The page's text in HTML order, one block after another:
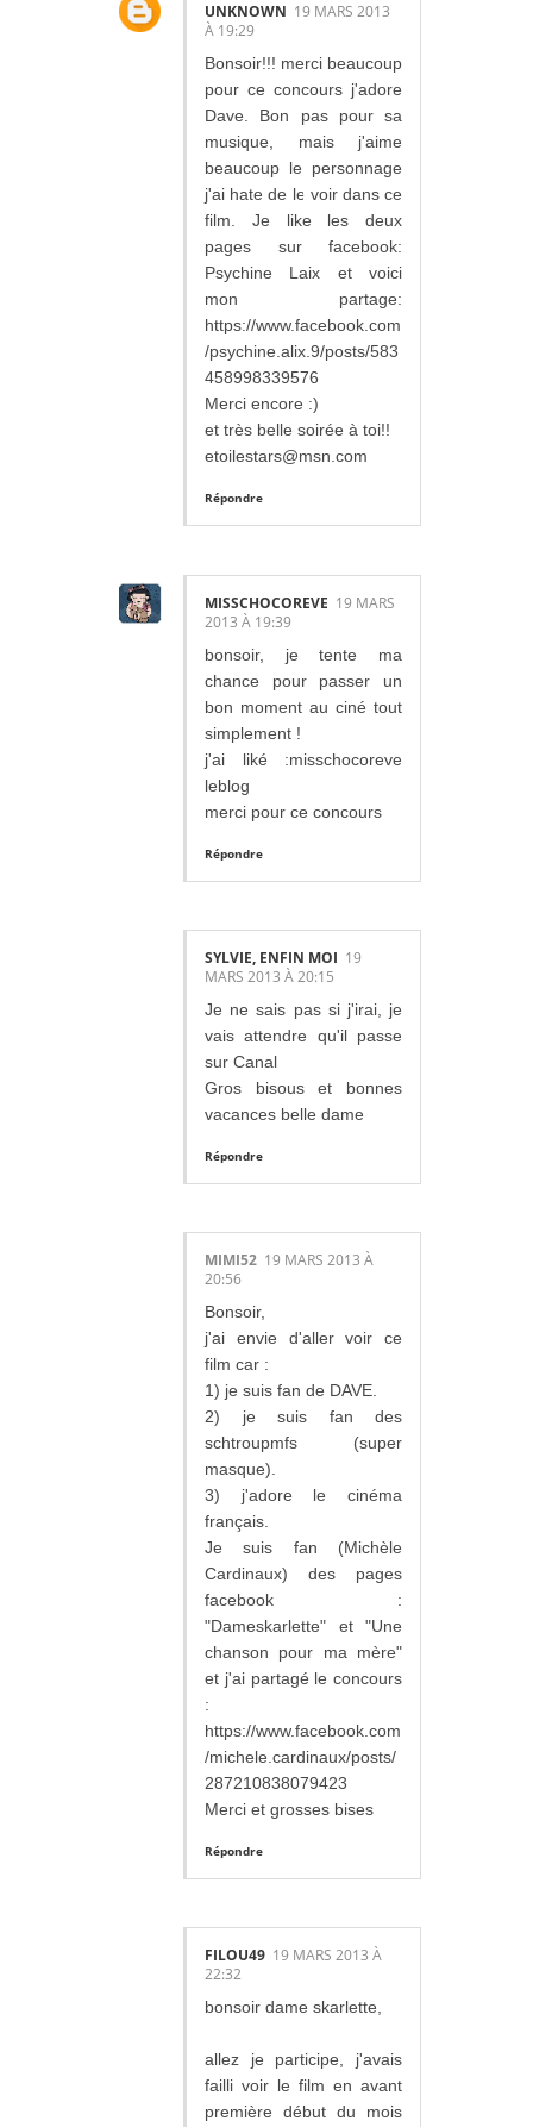
UNKNOWN 19 MARS 2013
À 19:29
Bonsoir!!! merci beaucoup
pour ce concours j'adore
Dave. Bon pas pour sa
musique, mais j'aime
beaucoup le personnage
j'ai hate de le voir dans ce
film. Je like les deux
pages sur facebook:
Psychine Laix et voici
mon partage:
https://www.facebook.com
/psychine.alix.9/posts/583
458998339576
Merci encore :)
et très belle soirée à toi!!
etoilestars@msn.com
Répondre
MISSCHOCOREVE 19 MARS
2013 À 19:39
bonsoir, je tente ma
chance pour passer un
bon moment au ciné tout
simplement !
j'ai liké :misschocoreve
leblog
merci pour ce concours
Répondre
SYLVIE, ENFIN MOI 19
MARS 2013 À 20:15
Je ne sais pas si j'irai, je
vais attendre qu'il passe
sur Canal
Gros bisous et bonnes
vacances belle dame
Répondre
MIMI52 19 MARS 2013 À
20:56
Bonsoir,
j'ai envie d'aller voir ce
film car :
1) je suis fan de DAVE.
2) je suis fan des
schtroupmfs (super
masque).
3) j'adore le cinéma
français.
Je suis fan (Michèle
Cardinaux) des pages
facebook :
"Dameskarlette" et "Une
chanson pour ma mère"
et j'ai partagé le concours
:
https://www.facebook.com
/michele.cardinaux/posts/
287210838079423
Merci et grosses bises
Répondre
FILOU49 19 MARS 2013 À
22:32
bonsoir dame skarlette,
allez je participe, j'avais
failli voir le film en avant
première début du mois